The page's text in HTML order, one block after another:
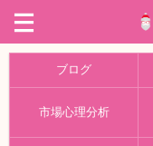
ブログ
市場心理分析